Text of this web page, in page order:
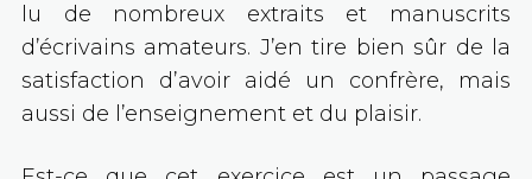
lu de nombreux extraits et manuscrits
d’écrivains amateurs. J’en tire bien sûr de la
satisfaction d’avoir aidé un confrère, mais
aussi de l’enseignement et du plaisir.